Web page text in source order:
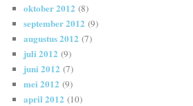
oktober 2012 (8)
september 2012 (9)
augustus 2012 (7)
juli 2012 (9)
juni 2012 (7)
mei 2012 (9)
april 2012 (10)